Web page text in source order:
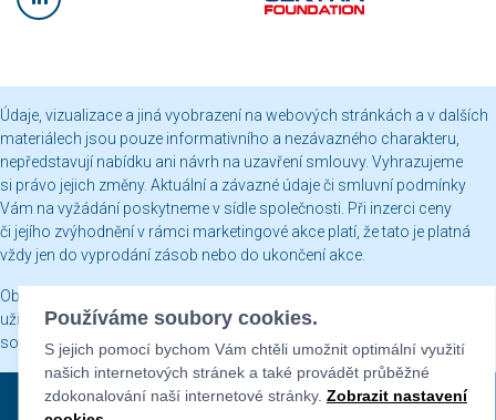
Údaje, vizualizace a jiná vyobrazení na webových stránkách a v dalších
materiálech jsou pouze informativního a nezávazného charakteru,
nepředstavují nabídku ani návrh na uzavření smlouvy. Vyhrazujeme
si právo jejich změny. Aktuální a závazné údaje či smluvní podmínky
Vám na vyžádání poskytneme v sídle společnosti. Při inzerci ceny
či jejího zvýhodnění v rámci marketingové akce platí, že tato je platná
vždy jen do vyprodání zásob nebo do ukončení akce.
Obsah webových stránek je chráněn autorským právem a jakékoli jeho
užití včetně publikování nebo jiného šíření je bez našeho písemného
souhlasu zakázáno.
Sekyra Group © 2026
Používáme soubory cookies.
S jejich pomocí bychom Vám chtěli umožnit optimální využití
našich internetových stránek a také provádět průběžné
zdokonalování naší internetové stránky. Zobrazit nastavení